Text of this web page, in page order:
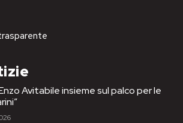
Avitabile insieme sul palco per le